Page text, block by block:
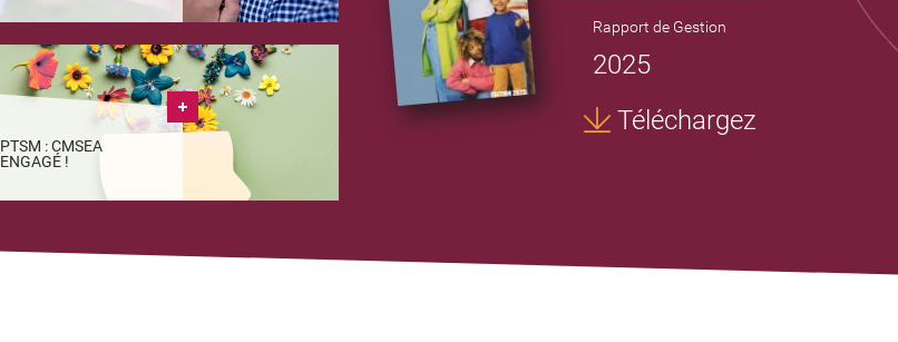
PTSM : CMSEA
ENGAGÉ !
Rapport de Gestion
2025
Téléchargez